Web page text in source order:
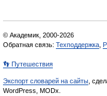
© Академик, 2000-2026
Обратная связь: Техподдержка
👣 Путешествия
Экспорт словарей на сайты ,
WordPress, MODx.